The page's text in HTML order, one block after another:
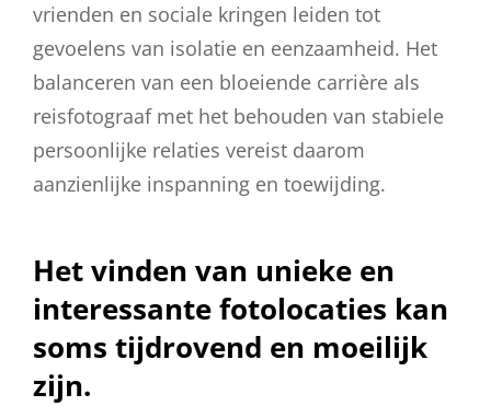
vrienden en sociale kringen leiden tot
gevoelens van isolatie en eenzaamheid. Het
balanceren van een bloeiende carrière als
reisfotograaf met het behouden van stabiele
persoonlijke relaties vereist daarom
aanzienlijke inspanning en toewijding.
Het vinden van unieke en
interessante fotolocaties kan
soms tijdrovend en moeilijk
zijn.